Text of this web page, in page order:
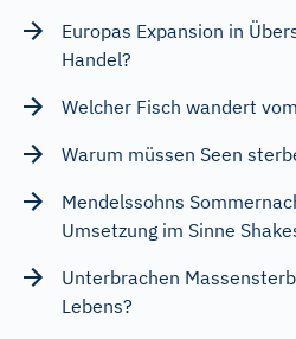
Europas Expansion in
Handel?
Welcher Fisch wandert
Warum müssen Seen
Mendelssohns
Umsetzung im Sinne
Unterbrachen
Lebens?